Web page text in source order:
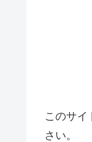
このサイ
さい。